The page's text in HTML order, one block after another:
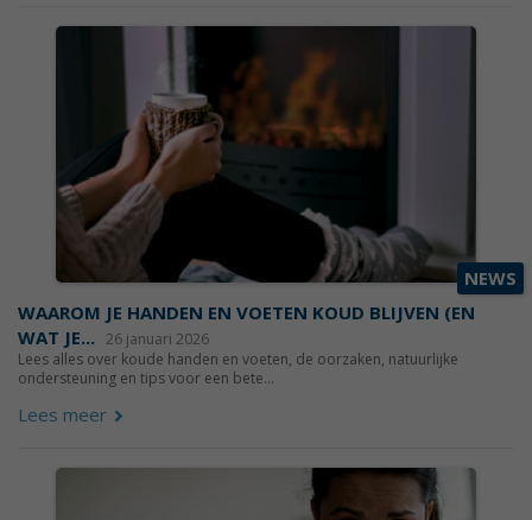
NEWS
WAAROM JE HANDEN EN VOETEN KOUD BLIJVEN (EN
WAT JE... 26 januari 2026
Lees alles over koude handen en voeten, de oorzaken, natuurlijke
ondersteuning en tips voor een bete...
Lees meer